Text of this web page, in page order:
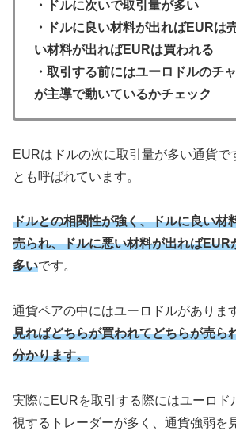
・ドルに次いで取引量が多い
・ドルに良い材料が出ればEURは
い材料が出ればEURは買われる
・取引する前にはユーロドルのチ
が主導で動いているかチェック
EURはドルの次に取引量が多い通貨で
とも呼ばれています。
ドルとの相関性が強く、ドルに良い材
売られ、ドルに悪い材料が出ればEUR
多いです。
通貨ペアの中にはユーロドルがありま
見ればどちらが買われてどちらが売ら
分かります。
実際にEURを取引する際にはユーロド
視するトレーダーが多く、通貨強弱を